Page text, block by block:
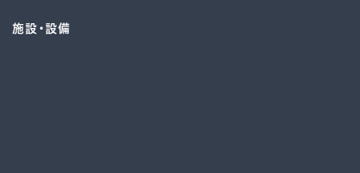
施設・設備